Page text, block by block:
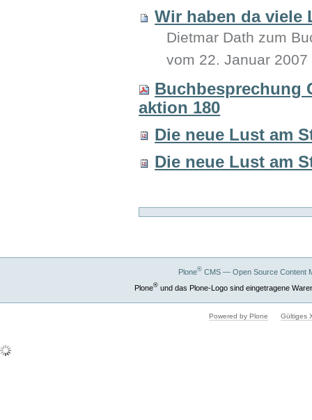
Wir haben da viele
Dietmar Dath zum
vom 22. Januar 2007
Buchbesprechung
aktion 180
Die neue Lust am
Die neue Lust am
Plone®CMS — Open Source Content
Plone®und das Plone-Logo sind eingetragene
Powered by Plone Gültiges